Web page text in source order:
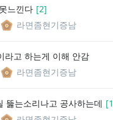
느낀다 [2]
라면좀현기증남
라고 하는게 이해 안감
라면좀현기증남
뚫는소리나고 공사하는데 [1